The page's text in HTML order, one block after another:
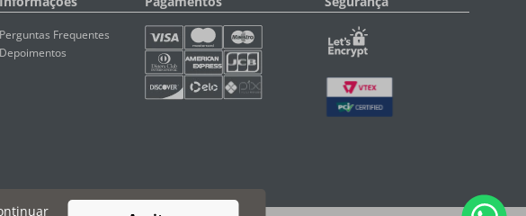
Perguntas Frequentes
Depoimentos